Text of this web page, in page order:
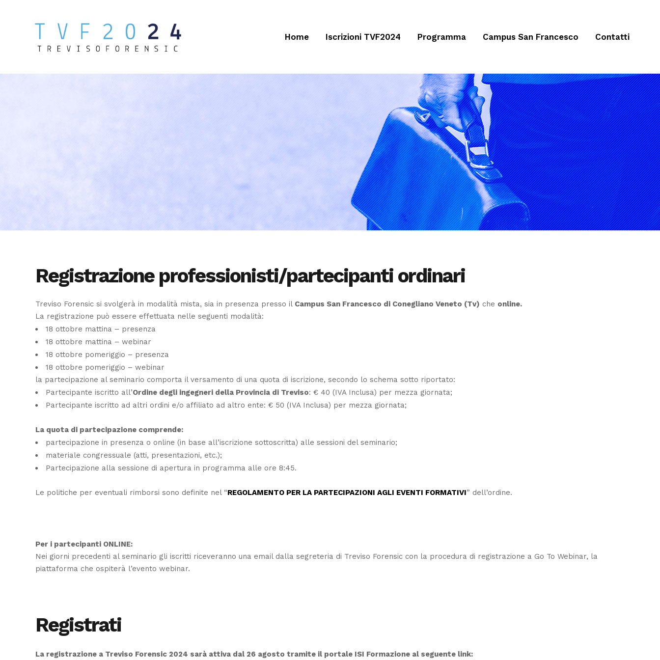
Home Iscrizioni TVF2024 Programma Campus San Francesco Contatti
Registrazione professionisti/partecipanti ordinari
Treviso Forensic si svolgerà in modalità mista, sia in presenza presso il Campus San Francesco di Conegliano Veneto (Tv) che online.
La registrazione può essere effettuata nelle seguenti modalità:
18 ottobre mattina – presenza
18 ottobre mattina – webinar
18 ottobre pomeriggio – presenza
18 ottobre pomeriggio – webinar
la partecipazione al seminario comporta il versamento di una quota di iscrizione, secondo lo schema sotto riportato:
Partecipante iscritto all’Ordine degli ingegneri della Provincia di Treviso: € 40 (IVA Inclusa) per mezza giornata;
Partecipante iscritto ad altri ordini e/o affiliato ad altro ente: € 50 (IVA Inclusa) per mezza giornata;
La quota di partecipazione comprende:
partecipazione in presenza o online (in base all’iscrizione sottoscritta) alle sessioni del seminario;
materiale congressuale (atti, presentazioni, etc.);
Partecipazione alla sessione di apertura in programma alle ore 8:45.
Le politiche per eventuali rimborsi sono definite nel “REGOLAMENTO PER LA PARTECIPAZIONI AGLI EVENTI FORMATIVI” dell’ordine.
Per i partecipanti ONLINE:
Nei giorni precedenti al seminario gli iscritti riceveranno una email dalla segreteria di Treviso Forensic con la procedura di registrazione a Go To Webinar, la
piattaforma che ospiterà l’evento webinar.
Registrati
La registrazione a Treviso Forensic 2024 sarà attiva dal 26 agosto tramite il portale ISI Formazione al seguente link: